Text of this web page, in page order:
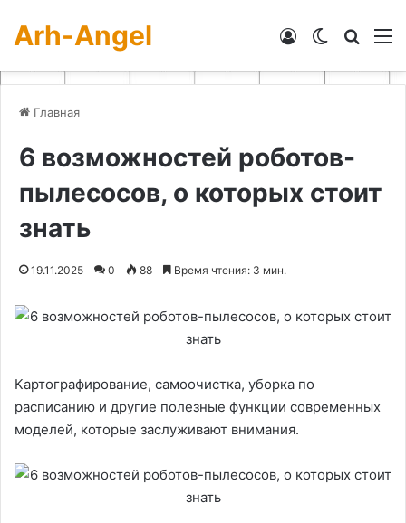
Arh-Angel Switch skin
Войти
Главная
6 возможностей роботов-
пылесосов, о которых стоит
знать
19.11.2025 0 88 Время чтения: 3 мин.
Картографирование, самоочистка, уборка по
расписанию и другие полезные функции современных
моделей, которые заслуживают внимания.